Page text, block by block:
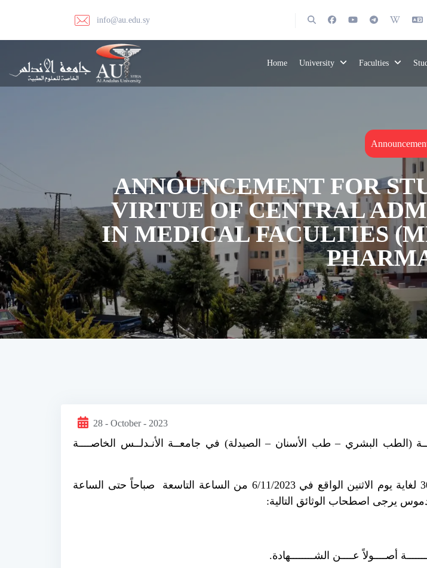
info@au.edu.sy
Home University Faculties
ANNOUNCEMENT FOR
VIRTUE OF CENTRAL
IN MEDICAL FACULTIES
28 - October - 2023
(الطب البشري – طب الأسنان – الصيدلة) في جامعــة الأنـدلــس الخاصــــة
يبدأ التسجيل في الجامعة اعتباراً من يوم الاثنين الواقع في 30/10/2023 لغاية يوم الاثنين الواقع في 6/11/2023 من الساعة التاسعة صباحاً حتى الساعة
يرجى اصطحاب الوثائق التالية: